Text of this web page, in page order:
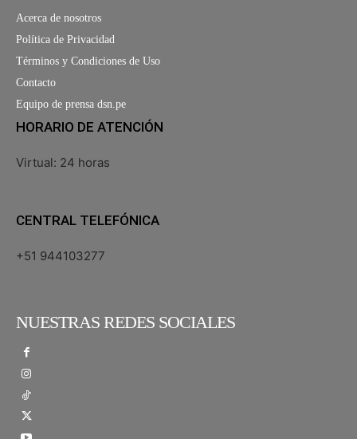
Acerca de nosotros
Política de Privacidad
Términos y Condiciones de Uso
Contacto
Equipo de prensa dsn.pe
HORARIO DE ATENCIÓN
Virtual: 24 horas
CENTRAL TELEFÓNICA
+51 944103277
NUESTRAS REDES SOCIALES